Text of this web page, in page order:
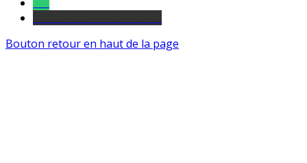
Bouton retour en haut de la page